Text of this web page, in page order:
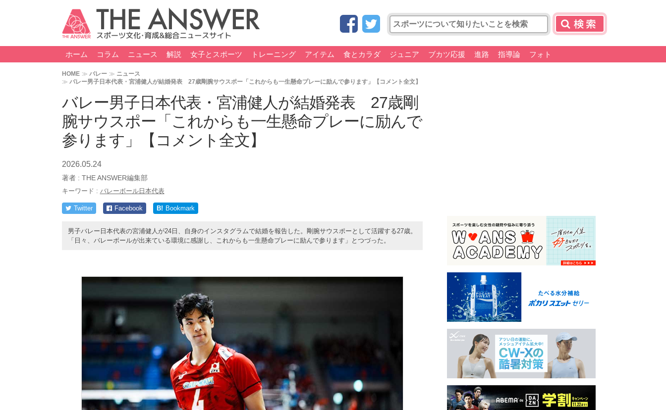
ホーム コラム ニュース 解説 女子とスポーツ トレーニング アイテム 食とカラダ ジュニア ブカツ応援 進路 指導論 フォト
HOME バレー
ニュース
バレー男子日本代表・宮浦健人が結婚発表 27歳剛腕サウスポー「これからも一生懸命プレーに励んで参ります」【コメント全文】
バレー男子日本代表・宮浦健人が結婚発表 27歳剛
腕サウスポー「これからも一生懸命プレーに励んで
参ります」【コメント全文】
2026.05.24
著者 : THE ANSWER編集部
キーワード : バレーボール日本代表
Twitter Facebook B! Bookmark
男子バレー日本代表の宮浦健人が24日、自身のインスタグラムで結婚を報告した。剛腕サウスポーとして活躍する27歳。
「日々、バレーボールが出来ている環境に感謝し、これからも一生懸命プレーに励んで参ります」とつづった。